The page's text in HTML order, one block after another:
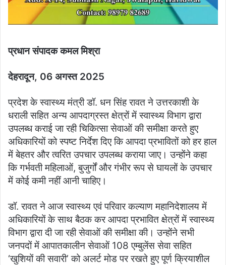
प्रधान संपादक कमल मिश्रा
देहरादून, 06 अगस्त 2025
प्रदेश के स्वास्थ्य मंत्री डॉ. धन सिंह रावत ने उत्तरकाशी के
धराली सहित अन्य आपदाग्रस्त क्षेत्रों में स्वास्थ्य विभाग द्वारा
उपलब्ध कराई जा रही चिकित्सा सेवाओं की समीक्षा करते हुए
अधिकारियों को स्पष्ट निर्देश दिए कि आपदा प्रभावितों को हर हाल
में बेहतर और त्वरित उपचार उपलब्ध कराया जाए। उन्होंने कहा
कि गर्भवती महिलाओं, बुजुर्गों और गंभीर रूप से घायलों के उपचार
में कोई कमी नहीं आनी चाहिए।
डॉ. रावत ने आज स्वास्थ्य एवं परिवार कल्याण महानिदेशालय में
अधिकारियों के साथ बैठक कर आपदा प्रभावित क्षेत्रों में स्वास्थ्य
विभाग द्वारा दी जा रही सेवाओं की समीक्षा की। उन्होंने सभी
जनपदों में आपातकालीन सेवाओं 108 एम्बुलेंस सेवा सहित
‘खुशियों की सवारी’ को अलर्ट मोड पर रखते हुए पूर्ण क्रियाशील